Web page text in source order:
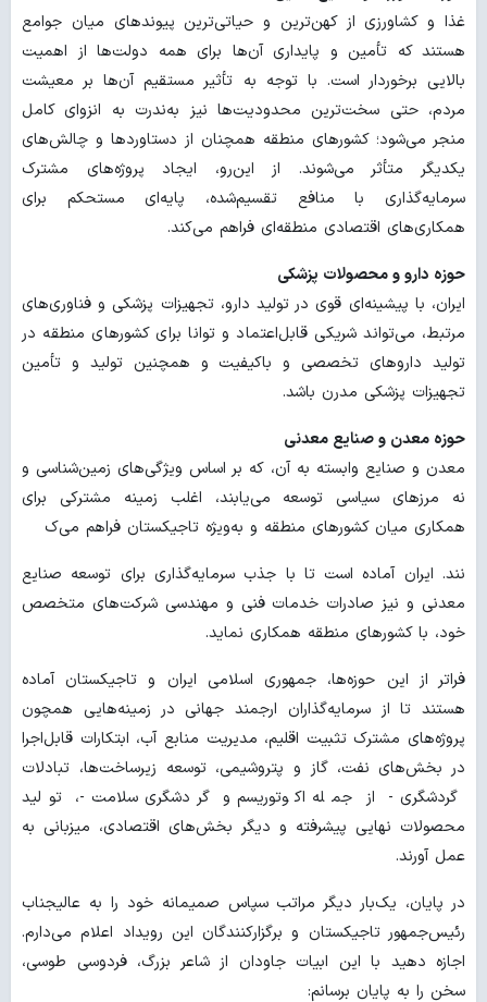
غذا و کشاورزی از کهن‌ترین و حیاتی‌ترین پیوندهای میان جوامع
هستند که تأمین و پایداری آن‌ها برای همه دولت‌ها از اهمیت
بالایی برخوردار است. با توجه به تأثیر مستقیم آن‌ها بر معیشت
مردم، حتی سخت‌ترین محدودیت‌ها نیز به‌ندرت به انزوای کامل
منجر می‌شود؛ کشورهای منطقه همچنان از دستاوردها و چالش‌های
یکدیگر متأثر می‌شوند. از این‌رو، ایجاد پروژه‌های مشترک
سرمایه‌گذاری با منافع تقسیم‌شده، پایه‌ای مستحکم برای
همکاری‌های اقتصادی منطقه‌ای فراهم می‌کند.
حوزه دارو و محصولات پزشکی
ایران، با پیشینه‌ای قوی در تولید دارو، تجهیزات پزشکی و فناوری‌های
مرتبط، می‌تواند شریکی قابل‌اعتماد و توانا برای کشورهای منطقه در
تولید داروهای تخصصی و باکیفیت و همچنین تولید و تأمین
تجهیزات پزشکی مدرن باشد.
حوزه معدن و صنایع معدنی
معدن و صنایع وابسته به آن، که بر اساس ویژگی‌های زمین‌شناسی و
نه مرزهای سیاسی توسعه می‌یابند، اغلب زمینه مشترکی برای
همکاری میان کشورهای منطقه و به‌ویژه تاجیکستان فراهم می‌ک
نند. ایران آماده است تا با جذب سرمایه‌گذاری برای توسعه صنایع
معدنی و نیز صادرات خدمات فنی و مهندسی شرکت‌های متخصص
خود، با کشورهای منطقه همکاری نماید.
فراتر از این حوزه‌ها، جمهوری اسلامی ایران و تاجیکستان آماده
هستند تا از سرمایه‌گذاران ارجمند جهانی در زمینه‌هایی همچون
پروژه‌های مشترک تثبیت اقلیم، مدیریت منابع آب، ابتکارات قابل‌اجرا
در بخش‌های نفت، گاز و پتروشیمی، توسعه زیرساخت‌ها، تبادلات
گردشگری - از جمله اکوتوریسم و گردشگری سلامت -، تولید
محصولات نهایی پیشرفته و دیگر بخش‌های اقتصادی، میزبانی به
عمل آورند.
در پایان، یک‌بار دیگر مراتب سپاس صمیمانه خود را به عالیجناب
رئیس‌جمهور تاجیکستان و برگزارکنندگان این رویداد اعلام می‌دارم.
اجازه دهید با این ابیات جاودان از شاعر بزرگ، فردوسی طوسی،
سخن را به پایان برسانم: